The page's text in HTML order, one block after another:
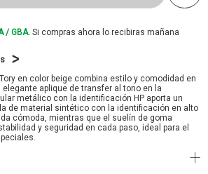
/ GBA. Si compras ahora lo recibiras mañana
en color beige combina estilo y comodidad en
aplique de transfer al tono en la
metálico con la identificación HP aporta un
de material sintético con la identificación en alto
cómoda, mientras que el suelín de goma
y seguridad en cada paso, ideal para el